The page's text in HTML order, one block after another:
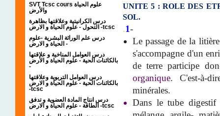
SVT Tcsc cours علوم الحياة
والأرض
درس الكرانيتية وعلاقتها بظاهرة
التحول - علوم الحياة و الارض -tcsc
درس علم الوراثة البشرية -علوم
الحياة و الارض -
درس العوامل المناخية و علاقتها
بالكائنات الحية - علوم الحياة و الأرض
-
درس العوامل التربوية وعلاقتها
بالكائنات الحية - علوم الحياة و الارض
-tcsc
درس انتاج المادة العضوية و تدفق
الطاقة - علوم الحياة و الارض -tcsc
UNITE 5 : ROLE DES
SOL.
.1-
Le passage de la
s'accompagne d'un
de terre participe
organique. C'est-à-
minérales.
Dans le tube